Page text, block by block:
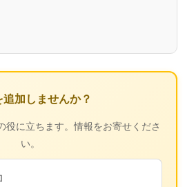
追加しませんか？
役に立ちます。情報をお寄せくださ
い。